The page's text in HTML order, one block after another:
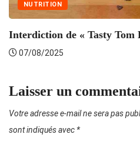
NUTRITION
Interdiction de « Tasty Tom
07/08/2025
Laisser un
Votre adresse e-mail ne sera pas
sont indiqués avec *